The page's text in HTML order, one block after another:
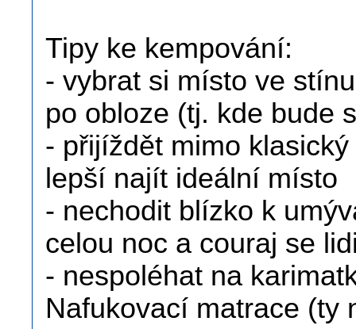
Tipy ke kempování:
- vybrat si místo ve
po obloze (tj. kde bude
- přijíždět mimo
lepší najít ideální místo
- nechodit blízko k
celou noc a couraj se
- nespoléhat na
Nafukovací matrace (ty